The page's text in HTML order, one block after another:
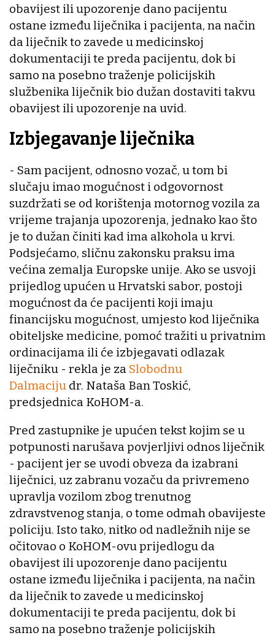
obavijest ili upozorenje dano pacijentu
ostane između liječnika i pacijenta, na način
da liječnik to zavede u medicinskoj
dokumentaciji te preda pacijentu, dok bi
samo na posebno traženje policijskih
službenika liječnik bio dužan dostaviti takvu
obavijest ili upozorenje na uvid.
Izbjegavanje liječnika
- Sam pacijent, odnosno vozač, u tom bi
slučaju imao mogućnost i odgovornost
suzdržati se od korištenja motornog vozila za
vrijeme trajanja upozorenja, jednako kao što
je to dužan činiti kad ima alkohola u krvi.
Podsjećamo, sličnu zakonsku praksu ima
većina zemalja Europske unije. Ako se usvoji
prijedlog upućen u Hrvatski sabor, postoji
mogućnost da će pacijenti koji imaju
financijsku mogućnost, umjesto kod liječnika
obiteljske medicine, pomoć tražiti u privatnim
ordinacijama ili će izbjegavati odlazak
liječniku - rekla je za Slobodnu
Dalmaciju dr. Nataša Ban Toskić,
predsjednica KoHOM-a.
Pred zastupnike je upućen tekst kojim se u
potpunosti narušava povjerljivi odnos liječnik
- pacijent jer se uvodi obveza da izabrani
liječnici, uz zabranu vozaču da privremeno
upravlja vozilom zbog trenutnog
zdravstvenog stanja, o tome odmah obavijeste
policiju. Isto tako, nitko od nadležnih nije se
očitovao o KoHOM-ovu prijedlogu da
obavijest ili upozorenje dano pacijentu
ostane između liječnika i pacijenta, na način
da liječnik to zavede u medicinskoj
dokumentaciji te preda pacijentu, dok bi
samo na posebno traženje policijskih